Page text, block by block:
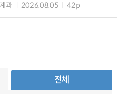
과 2026.08.05 42p
전체